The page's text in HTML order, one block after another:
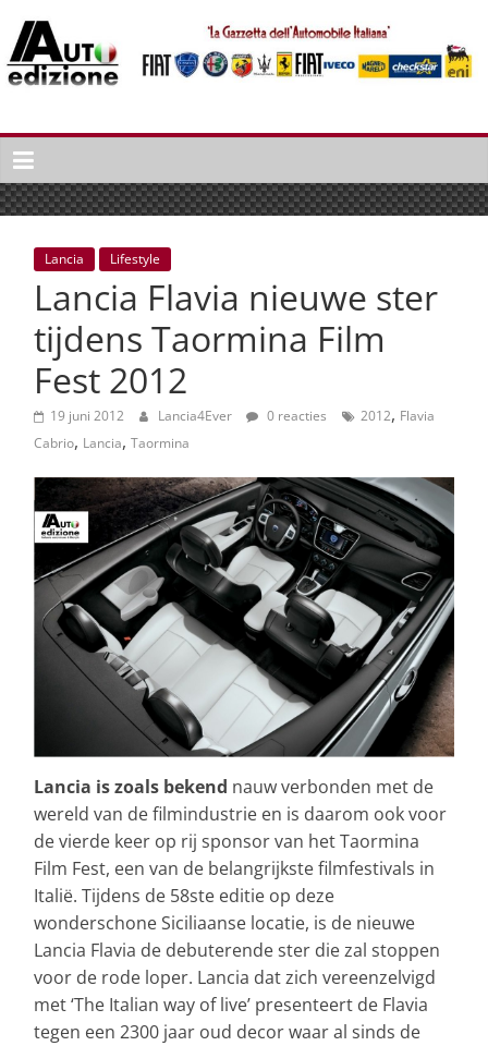
naar
inhoud
Auto
Edizione
La
Gazetta
dell'Automobile
Italiana
Italiaans
autonieuws
lifestyle
Lancia Lifestyle
Lancia Flavia nieuwe ster
tijdens Taormina Film
Fest 2012
19 juni 2012 Lancia4Ever 0 reacties 2012, Flavia
Cabrio, Lancia, Taormina
Lancia is zoals bekend nauw verbonden met de
wereld van de filmindustrie en is daarom ook voor
de vierde keer op rij sponsor van het Taormina
Film Fest, een van de belangrijkste filmfestivals in
Italië. Tijdens de 58ste editie op deze
wonderschone Siciliaanse locatie, is de nieuwe
Lancia Flavia de debuterende ster die zal stoppen
voor de rode loper. Lancia dat zich vereenzelvigd
met ‘The Italian way of live’ presenteert de Flavia
tegen een 2300 jaar oud decor waar al sinds de